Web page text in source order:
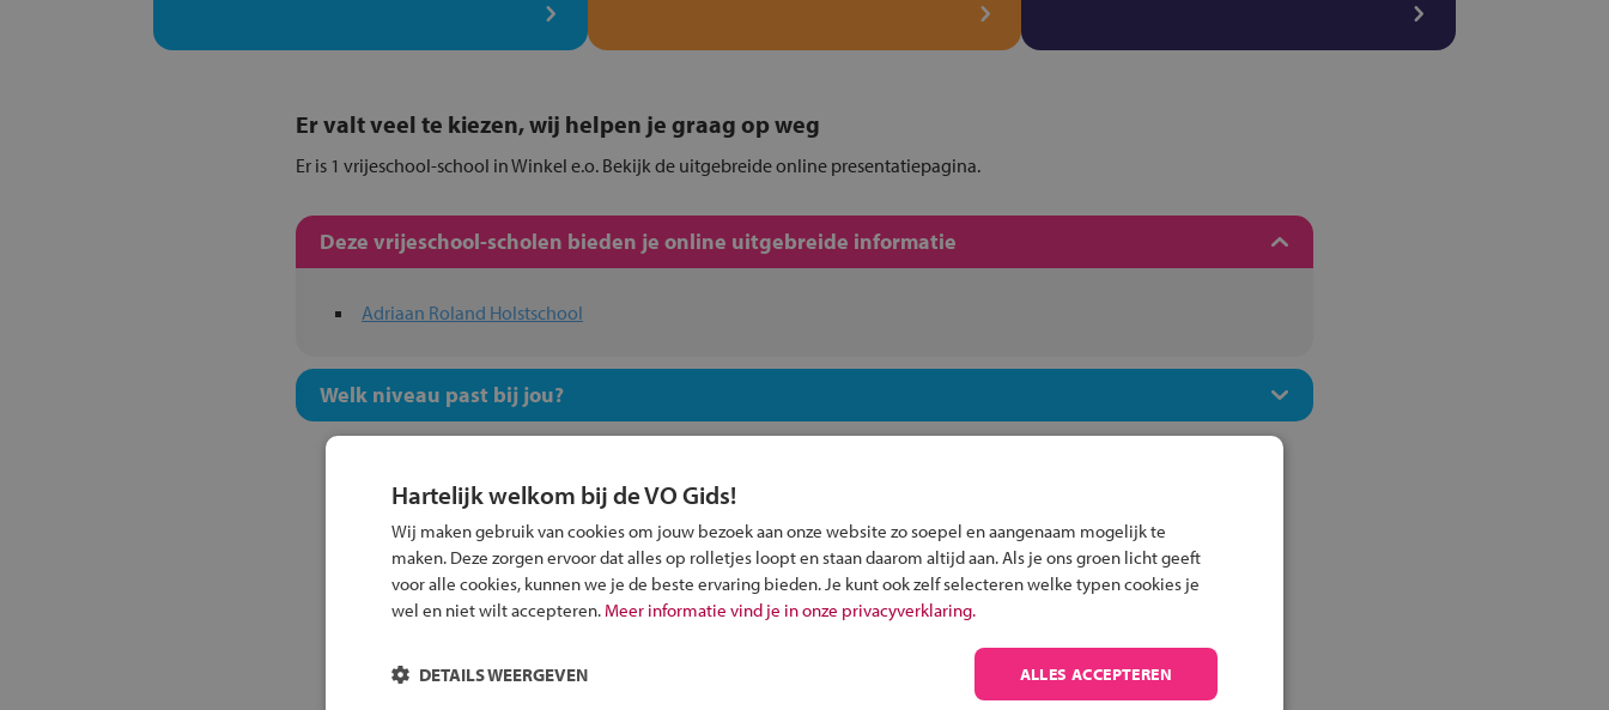
Er valt veel te kiezen, wij helpen je graag op weg
Er is 1 vrijeschool-school in Winkel e.o. Bekijk de uitgebreide online presentatiepagina.
Deze vrijeschool-scholen bieden je online uitgebreide informatie
Adriaan Roland Holstschool
Welk niveau past bij jou?
Inschrijven?
Alle informatie om je kind aan te melden bij
Hartelijk welkom bij de VO Gids!
Wij maken gebruik van cookies om jouw bezoek aan onze website zo soepel en aangenaam mogelijk te
maken. Deze zorgen ervoor dat alles op rolletjes loopt en staan daarom altijd aan. Als je ons groen licht geeft
voor alle cookies, kunnen we je de beste ervaring bieden. Je kunt ook zelf selecteren welke typen cookies je
wel en niet wilt accepteren. Meer informatie vind je in onze privacyverklaring.
ALLES ACCEPTEREN
DETAILS WEERGEVEN